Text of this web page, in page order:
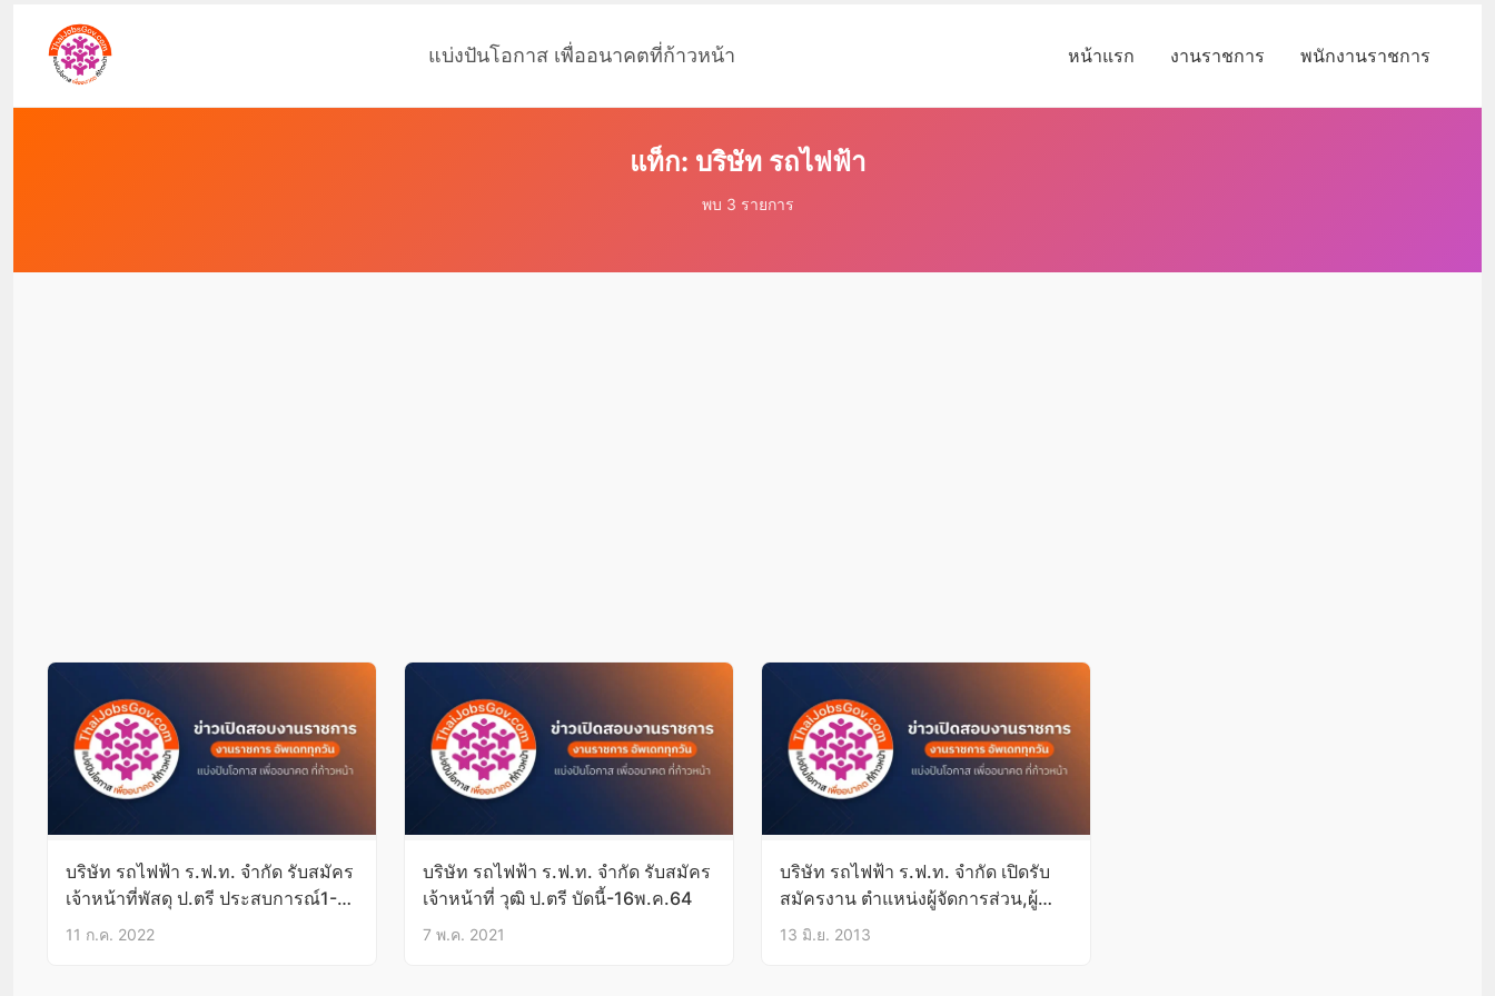
แบ่งปันโอกาส เพื่ออนาคตที่ก้าวหน้า หน้าแรก งานราชการ พนักงานราชการ
แท็ก: บริษัท รถไฟฟ้า
พบ 3 รายการ
บริษัท รถไฟฟ้า ร.ฟ.ท. จำกัด รับสมัคร
เจ้าหน้าที่พัสดุ ป.ตรี ประสบการณ์1-
2ปี
11 ก.ค. 2022
บริษัท รถไฟฟ้า ร.ฟ.ท. จำกัด รับสมัคร
เจ้าหน้าที่ วุฒิ ป.ตรี บัดนี้-16พ.ค.64
7 พ.ค. 2021
บริษัท รถไฟฟ้า ร.ฟ.ท. จำกัด เปิดรับ
สมัครงาน ตำแหน่งผู้จัดการส่วน,ผู้
จัดการ
13 มิ.ย. 2013